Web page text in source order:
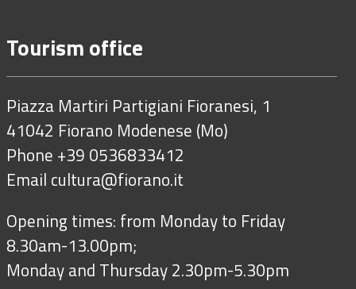
Tourism office
Piazza Martiri Partigiani Fioranesi, 1
41042 Fiorano Modenese (Mo)
Phone +39 0536833412
Email cultura@fiorano.it
Opening times: from Monday to Friday
8.30am-13.00pm;
Monday and Thursday 2.30pm-5.30pm